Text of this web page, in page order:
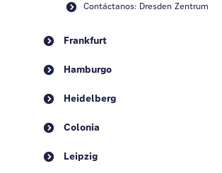
Contáctanos: Dresden Zentrum
Frankfurt
Hamburgo
Heidelberg
Colonia
Leipzig